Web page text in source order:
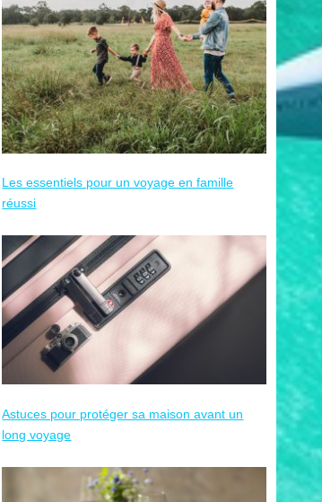
Les essentiels pour un voyage en famille
réussi
Astuces pour protéger sa maison avant un
long voyage